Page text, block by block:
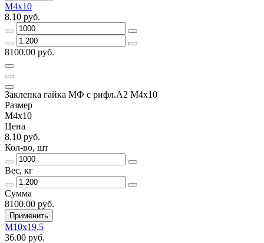
М4х10
8.10 руб.
8100.00 руб.
Заклепка гайка МФ с рифл.А2 M4х10
Размер
М4х10
Цена
8.10 руб.
Кол-во, шт
Вес, кг
Сумма
8100.00 руб.
Применить
М10х19,5
36.00 руб.